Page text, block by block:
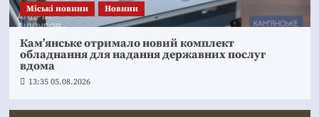
Mіські новини Новини
Кам’янське отримало новий комплект
обладнання для надання державних послуг
вдома
13:35 05.08.2026